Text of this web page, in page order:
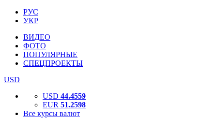
РУС
УКР
ВИДЕО
ФОТО
ПОПУЛЯРНЫЕ
СПЕЦПРОЕКТЫ
USD
USD 44.4559
EUR 51.2598
Все курсы валют